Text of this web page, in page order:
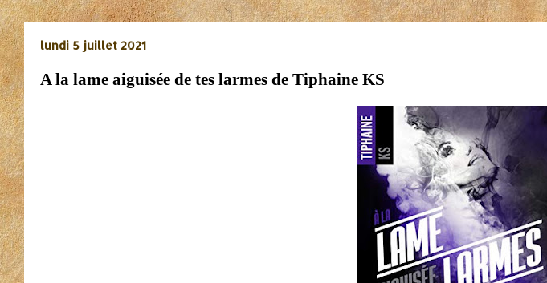
lundi 5 juillet 2021
A la lame aiguisée de tes larmes de Tiphaine KS